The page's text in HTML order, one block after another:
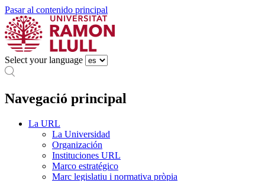
Pasar al contenido principal
Select your language
Navegació principal
La URL
La Universidad
Organización
Instituciones URL
Marco estratégico
Marc legislatiu i normativa pròpia